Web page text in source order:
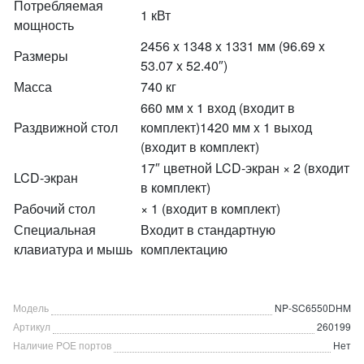
Потребляемая
мощность
1 кВт
Размеры
2456 x 1348 x 1331 мм (96.69 x
53.07 x 52.40″)
Масса
740 кг
Раздвижной стол
660 мм x 1 вход (входит в
комплект)1420 мм x 1 выход
(входит в комплект)
LCD-экран
17″ цветной LCD-экран × 2 (входит
в комплект)
Рабочий стол
× 1 (входит в комплект)
Специальная
клавиатура и мышь
Входит в стандартную
комплектацию
Модель
NP-SC6550DHM
Артикул
260199
Наличие POE портов
Нет